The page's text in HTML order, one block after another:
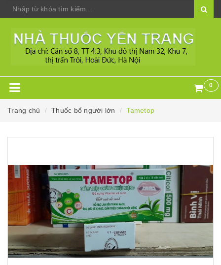
0
Trang chủ Thuốc bổ người lớn Tametop